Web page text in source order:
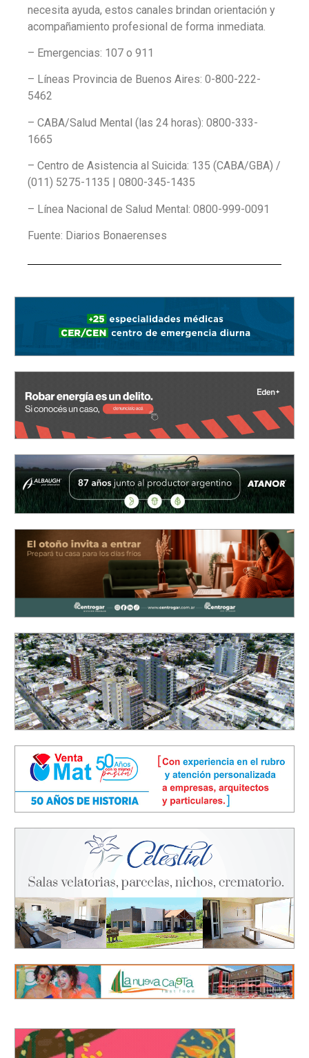
necesita ayuda, estos canales brindan orientación y
acompañamiento profesional de forma inmediata.
– Emergencias: 107 o 911
– Líneas Provincia de Buenos Aires: 0-800-222-
5462
– CABA/Salud Mental (las 24 horas): 0800-333-
1665
– Centro de Asistencia al Suicida: 135 (CABA/GBA) /
(011) 5275-1135 | 0800-345-1435
– Línea Nacional de Salud Mental: 0800-999-0091
Fuente: Diarios Bonaerenses